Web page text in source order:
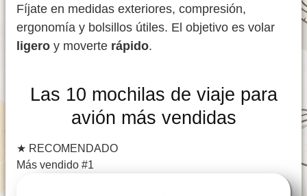
Fíjate en medidas exteriores, compresión,
ergonomía y bolsillos útiles. El objetivo es volar
ligero y moverte rápido.
Las 10 mochilas de viaje para
avión más vendidas
★ RECOMENDADO
Más vendido #1